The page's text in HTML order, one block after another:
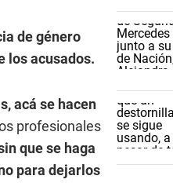
de género
los acusados.
acá se hacen
profesionales
que se haga
para dejarlos